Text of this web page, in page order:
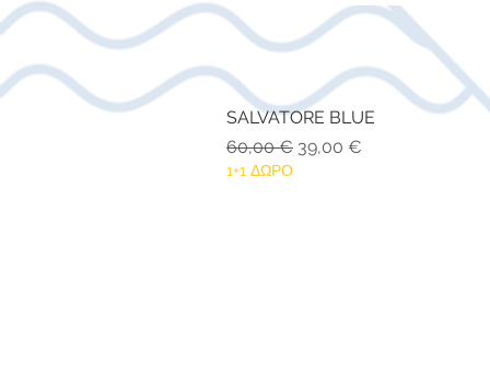
SALVATORE BLUE
Κανονική τιμή
60,00 € Τιμή Έκπτωσης
39,00 €
1+1 ΔΩΡΟ